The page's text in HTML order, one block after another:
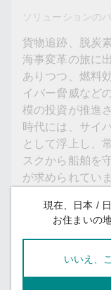
ソリューションの
貨物追跡、脱炭
海事変革の旅に
ありつつ、燃料
イバー脅威など
模の投資が推進
時代には、サイ
として浮上し、
スクから船舶を
が求められてい
実現するかをご
現在、日本 /
お住まいの
いいえ、